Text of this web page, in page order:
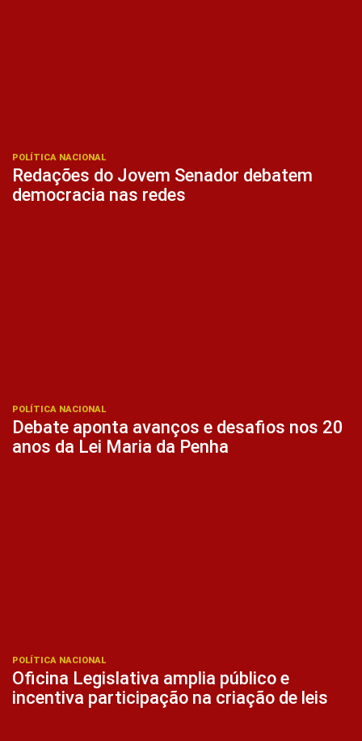
POLÍTICA NACIONAL
Redações do Jovem Senador debatem
democracia nas redes
POLÍTICA NACIONAL
Debate aponta avanços e desafios nos 20
anos da Lei Maria da Penha
POLÍTICA NACIONAL
Oficina Legislativa amplia público e
incentiva participação na criação de leis